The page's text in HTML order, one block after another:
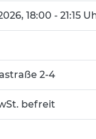
18:00 - 21:15
2-4
befreit